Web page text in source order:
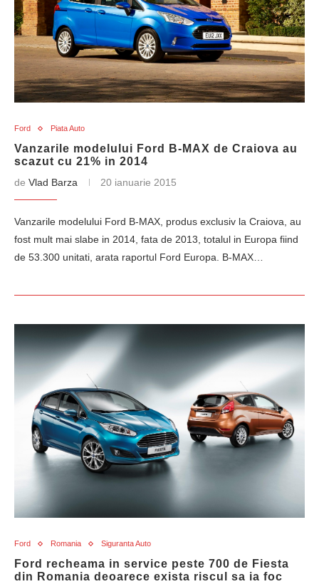
Ford Piata Auto
Vanzarile modelului Ford B-MAX de Craiova au
scazut cu 21% in 2014
de Vlad Barza 20 ianuarie 2015
Vanzarile modelului Ford B-MAX, produs exclusiv la Craiova, au
fost mult mai slabe in 2014, fata de 2013, totalul in Europa fiind
de 53.300 unitati, arata raportul Ford Europa. B-MAX…
Ford Romania Siguranta Auto
Ford recheama in service peste 700 de Fiesta
din Romania deoarece exista riscul sa ia foc